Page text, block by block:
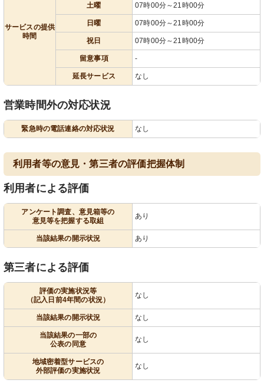
サービスの提供
時間
土曜 07時00分～21時00分
日曜 07時00分～21時00分
祝日 07時00分～21時00分
留意事項 -
延長サービス なし
営業時間外の対応状況
緊急時の電話連絡の対応状況 なし
利用者等の意見・第三者の評価把握体制
利用者による評価
アンケート調査、意見箱等の
意見等を把握する取組
あり
当該結果の開示状況 あり
第三者による評価
評価の実施状況等
（記入日前4年間の状況）
なし
当該結果の開示状況 なし
当該結果の一部の
公表の同意
なし
地域密着型サービスの
外部評価の実施状況
なし